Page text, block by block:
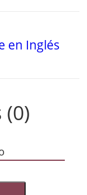
en Inglés